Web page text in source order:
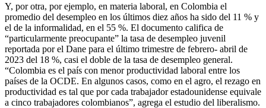
Y, por otra, por ejemplo, en materia laboral, en Colombia el
promedio del desempleo en los últimos diez años ha sido del 11 % y
el de la informalidad, en el 55 %. El documento califica de
“particularmente preocupante” la tasa de desempleo juvenil
reportada por el Dane para el último trimestre de febrero- abril de
2023 del 18 %, casi el doble de la tasa de desempleo general.
“Colombia es el país con menor productividad laboral entre los
países de la OCDE. En algunos casos, como en el agro, el rezago en
productividad es tal que por cada trabajador estadounidense equivale
a cinco trabajadores colombianos”, agrega el estudio del liberalismo.